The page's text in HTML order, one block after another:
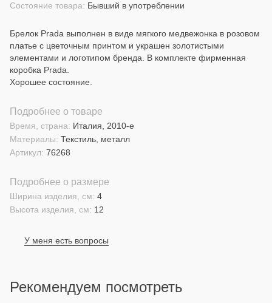
Состояние товара: Бывший в употреблении
Брелок Prada выполнен в виде мягкого медвежонка в розовом
платье с цветочным принтом и украшен золотистыми
элементами и логотипом бренда. В комплекте фирменная
коробка Prada.
Хорошее состояние.
Подробнее о товаре
Материалы: Текстиль, металл
Время, страна: Италия, 2010-е
Артикул: 76268
Подробнее о размере
Высота изделия, см: 12
Ширина изделия, см: 4
У меня есть вопросы
Рекомендуем посмотреть